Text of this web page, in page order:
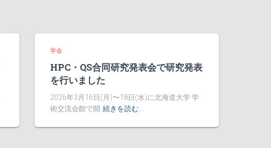
学会
HPC・QS合同研究発表会で研究発表
を行いました
2026年3月16日(月)〜18日(水)に北海道大学 学
術交流会館で開 続きを読む…